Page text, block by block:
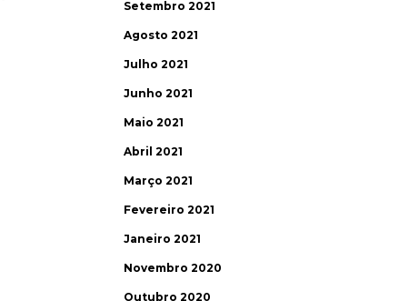
Setembro 2021
Agosto 2021
Julho 2021
Junho 2021
Maio 2021
Abril 2021
Março 2021
Fevereiro 2021
Janeiro 2021
Novembro 2020
Outubro 2020